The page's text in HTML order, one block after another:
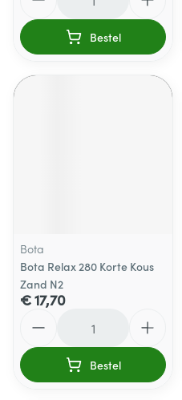
Bestel
Bota
Bota Relax 280 Korte Kous
Zand N2
€ 17,70
Bestel